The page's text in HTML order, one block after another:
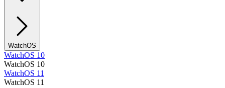
WatchOS
WatchOS 10
WatchOS 10
WatchOS 11
WatchOS 11